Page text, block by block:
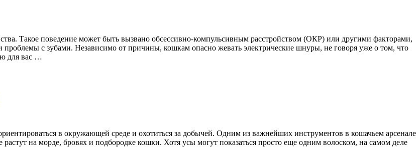
Такое поведение может быть вызвано обсессивно-компульсивным расстройством (ОКР) или другими факторами,
с зубами. Независимо от причины, кошкам опасно жевать электрические шнуры, не говоря уже о том, что
для вас …
в окружающей среде и охотиться за добычей. Одним из важнейших инструментов в кошачьем арсенале
на морде, бровях и подбородке кошки. Хотя усы могут показаться просто еще одним волоском, на самом деле